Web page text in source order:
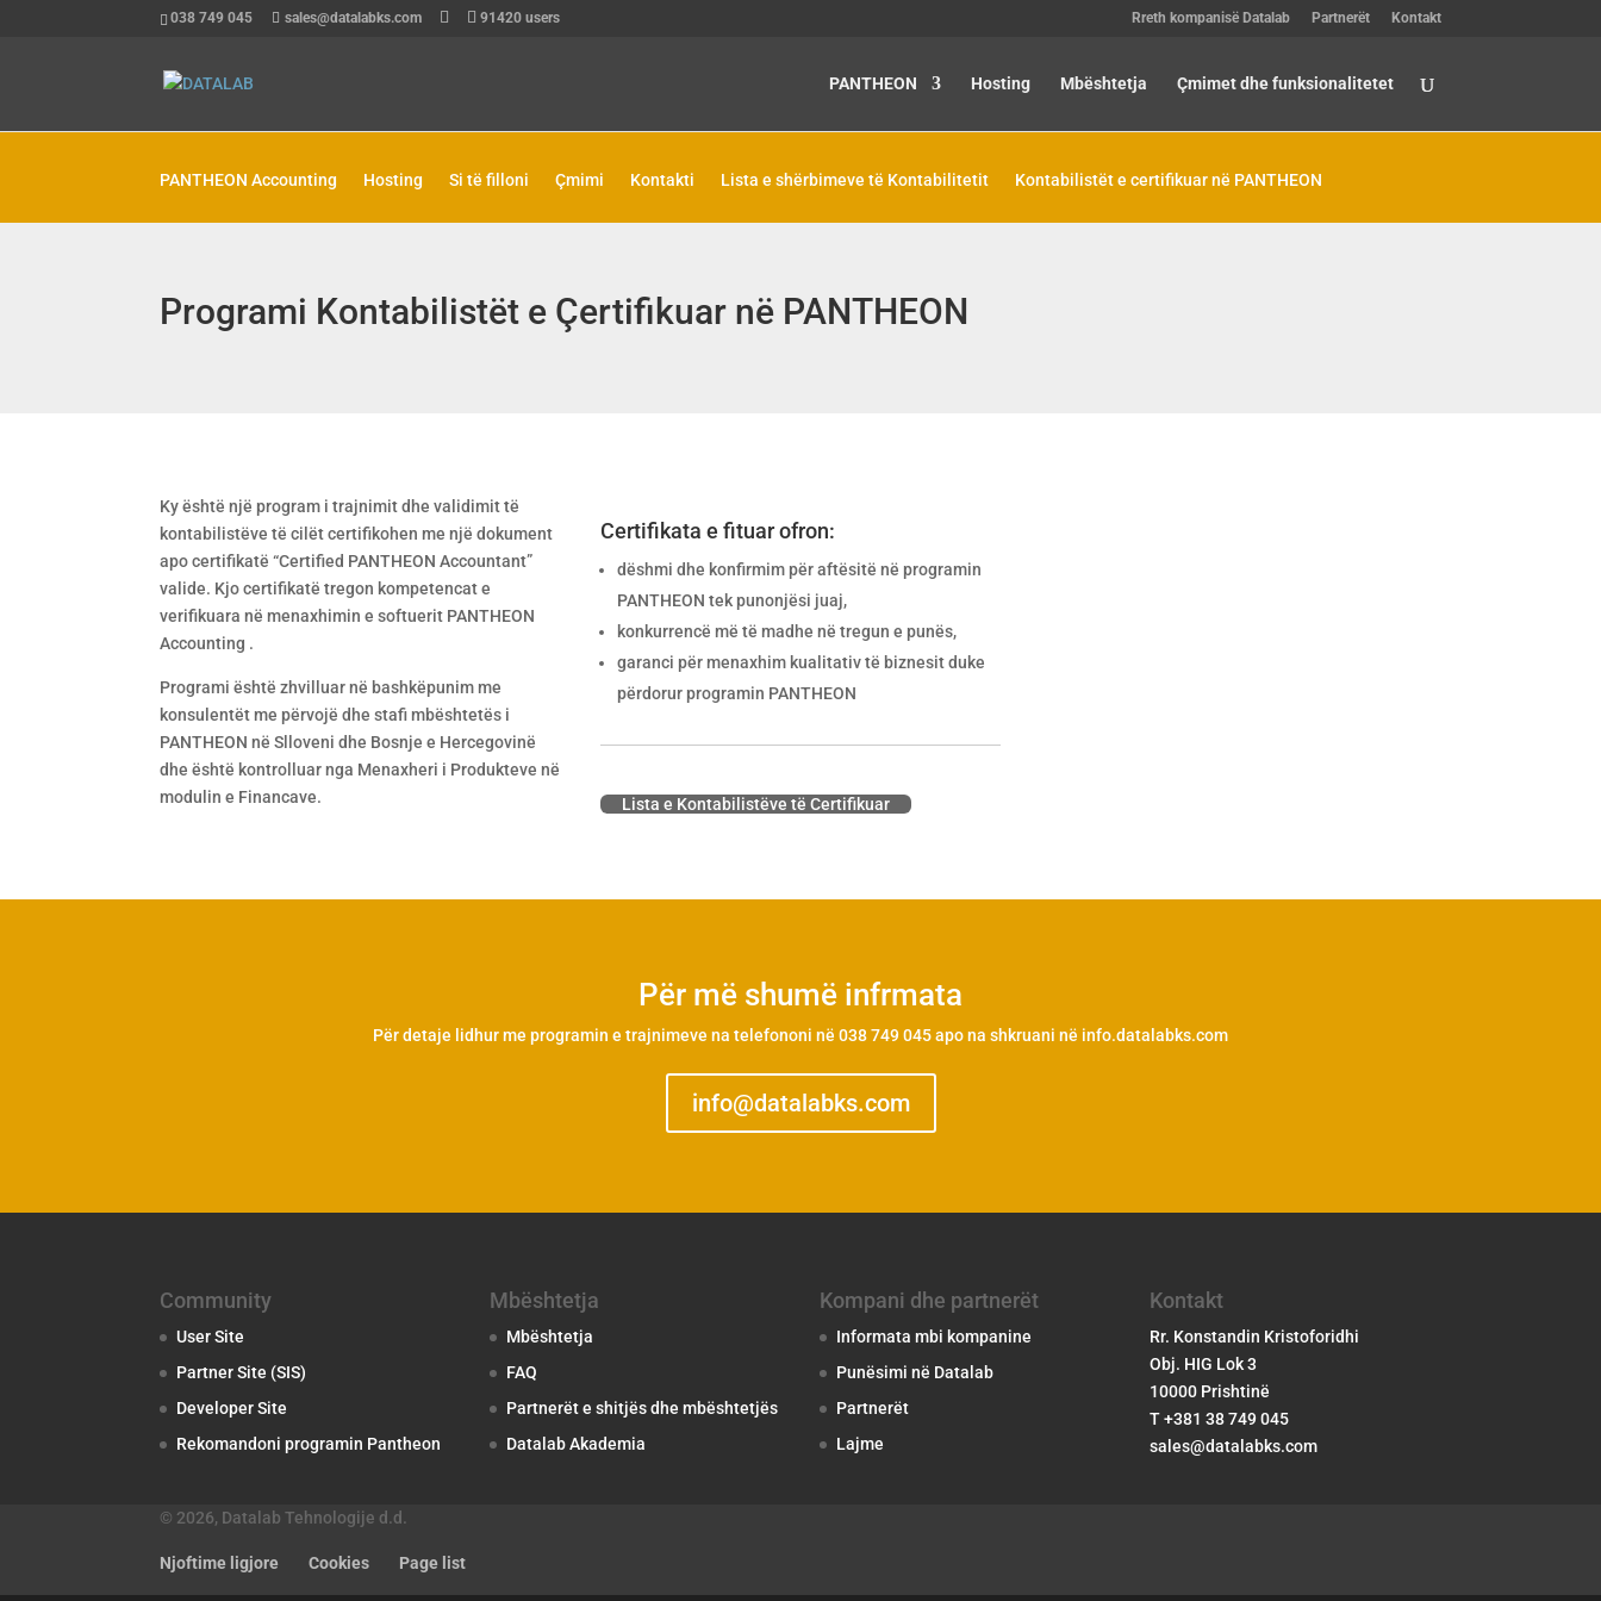
038 749 045 sales@datalabks.com 91420 users Rreth kompanisë Datalab Partnerët Kontakt
PANTHEON Hosting Mbështetja Çmimet dhe funksionalitetet
PANTHEON Accounting Hosting Si të filloni Çmimi Kontakti Lista e shërbimeve të Kontabilitetit Kontabilistët e certifikuar në PANTHEON
Programi Kontabilistët e Çertifikuar në PANTHEON
Ky është një program i trajnimit dhe validimit të
kontabilistëve të cilët certifikohen me një dokument
apo certifikatë “Certified PANTHEON Accountant”
valide. Kjo certifikatë tregon kompetencat e
verifikuara në menaxhimin e softuerit PANTHEON
Accounting .
Programi është zhvilluar në bashkëpunim me
konsulentët me përvojë dhe stafi mbështetës i
PANTHEON në Slloveni dhe Bosnje e Hercegovinë
dhe është kontrolluar nga Menaxheri i Produkteve në
modulin e Financave.
Certifikata e fituar ofron:
dëshmi dhe konfirmim për aftësitë në programin
PANTHEON tek punonjësi juaj,
konkurrencë më të madhe në tregun e punës,
garanci për menaxhim kualitativ të biznesit duke
përdorur programin PANTHEON
Lista e Kontabilistëve të Certifikuar
Për më shumë infrmata
Për detaje lidhur me programin e trajnimeve na telefononi në 038 749 045 apo na shkruani në info.datalabks.com
info@datalabks.com
Community
User Site
Partner Site (SIS)
Developer Site
Rekomandoni programin Pantheon
Mbështetja
Mbështetja
FAQ
Partnerët e shitjës dhe mbështetjës
Datalab Akademia
Kompani dhe partnerët
Informata mbi kompanine
Punësimi në Datalab
Partnerët
Lajme
Kontakt
Rr. Konstandin Kristoforidhi
Obj. HIG Lok 3
10000 Prishtinë
T +381 38 749 045
sales@datalabks.com
© 2026, Datalab Tehnologije d.d.
Njoftime ligjore Cookies Page list